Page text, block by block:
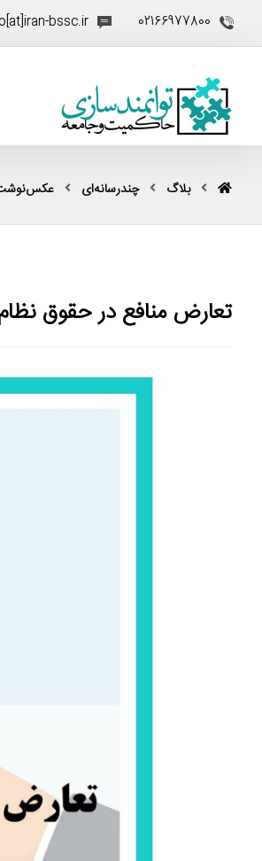
02166977800
bssc.ir
بلاگ چندرسانه‌ای
تعارض منافع در حقوق